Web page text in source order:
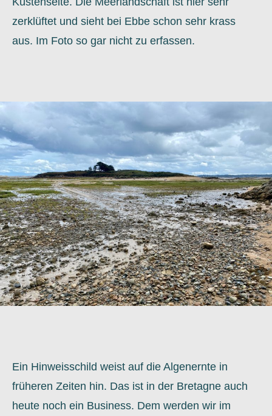
zerklüftet und sieht bei Ebbe schon sehr krass
aus. Im Foto so gar nicht zu erfassen.
Ein Hinweisschild weist auf die Algenernte in
früheren Zeiten hin. Das ist in der Bretagne auch
heute noch ein Business. Dem werden wir im